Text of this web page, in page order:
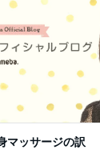
マッサージの訳